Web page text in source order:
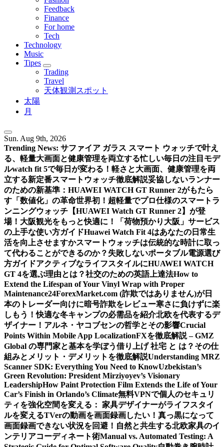
Feedback
Finance
For home
Tech
Technology
Music
Tipes
Trading
Travel
天体観測スポット
太陽
月
Sun. Aug 9th, 2026
Trending News: サファイア ガラス スマート ウォッチで叶え
る、軽量大画面と健康管理を両立する忙しい毎日の注目モデ
ルwatch fit 5で毎日が変わる！軽さと大画面、健康管理を両
立する新定番スマートウォッチ徹底解説妥協しないランナー
のための新基準：HUAWEI WATCH GT Runner 2がもたら
す「数値化」の革命世界初！超軽量でプロ仕様のスマートラ
ンニングウォッチ【HUAWEI Watch GT Runner 2】が登
場！ 大阪観光をもっと快適に！「荷物預かり大阪」サービス
の上手な使い方ガイドHuawei Watch Fit 4はあなたの日常生
活を向上させますかスマートウォッチは伝統的な時計に取っ
て代わることができるのか？ 失敗しないポータブル電源選び
方ガイドアクティブなライフスタイルにHUAWEI WATCH
GT 4を選ぶ理由とは？社交のための英語上達法How to
Extend the Lifespan of Your Vinyl Wrap with Proper
Maintenance24ForexMarket.com (詐欺ではありません)が日
本のトレーダー向けに暗号詐欺をレビュー寒さに負けずに楽
しもう！快適な冬キャンプの必需品を紹介北欧を代表するデ
ザイナー！アルネ・ヤコブセンの哲学とその影響Crucial
Points Within Mobile App LocalizationFXを徹底解説 – GMZ
Global の専門家と基本を学ぼう借り上げ 社宅 と は？その仕
組みとメリット・デメリットを徹底解説Understanding MRZ
Scanner SDK: Everything You Need to KnowUzbekistan’s
Green Revolution: President Mirziyoyev’s Visionary
LeadershipHow Paint Protection Film Extends the Life of Your
Car’s Finish in Orlando’s Climate無料VPNで個人のセキュリ
ティを強化空間を変える： 家具デザイナーがライフスタイ
ルを変えるTVerの動画を画面録画したい！真っ黒になって
画面録画できない状況を回避！ 自然と共生する北欧家具のイ
ンテリアコーディネート術Manual vs. Automated Testing: A